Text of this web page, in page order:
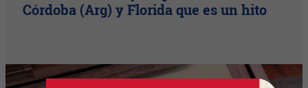
Córdoba (Arg) y Florida que es un hito